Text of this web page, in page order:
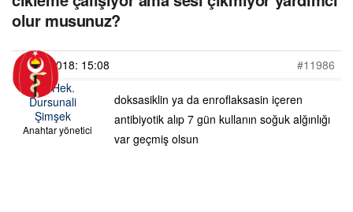
olur musunuz?
20/07/2018: 15:08
#11986
Vet. Hek.
Dursunali
Şimşek
Anahtar yönetici
doksasiklin ya da enroflaksasin içeren
antibiyotik alıp 7 gün kullanın soğuk alğınlığı
var geçmiş olsun